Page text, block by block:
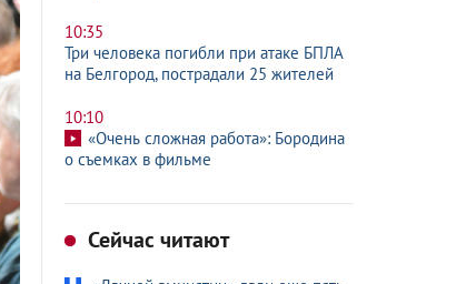
10:35
Три человека погибли при атаке БПЛА
на Белгород, пострадали 25 жителей
10:10
«Очень сложная работа»: Бородина
о съемках в фильме
Сейчас читают